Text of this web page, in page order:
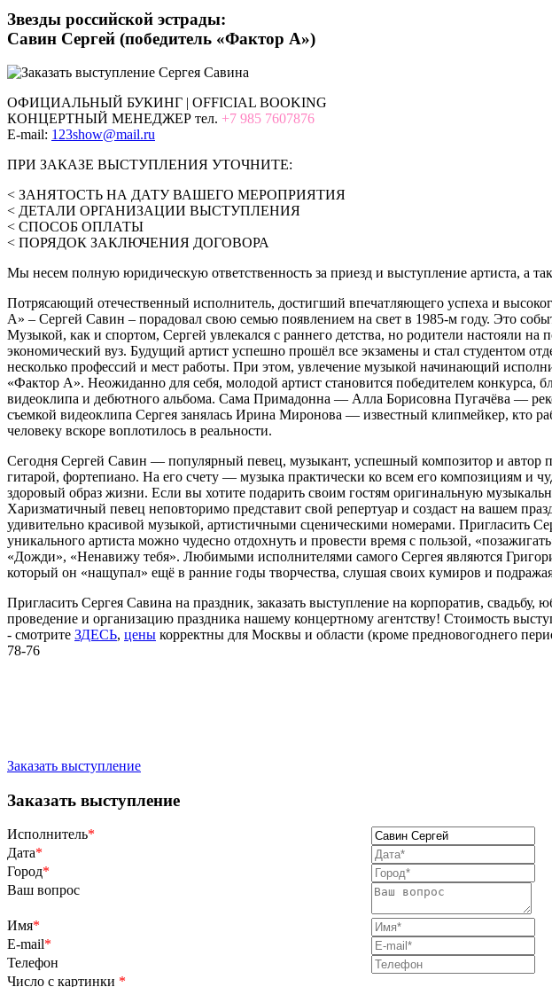
Звезды российской эстрады:
Савин Сергей (победитель «Фактор А»)
ОФИЦИАЛЬНЫЙ БУКИНГ | OFFICIAL BOOKING
КОНЦЕРТНЫЙ МЕНЕДЖЕР тел. +7 985 7607876
E-mail: 123show@mail.ru
ПРИ ЗАКАЗЕ ВЫСТУПЛЕНИЯ УТОЧНИТЕ:
< ЗАНЯТОСТЬ НА ДАТУ ВАШЕГО МЕРОПРИЯТИЯ
< ДЕТАЛИ ОРГАНИЗАЦИИ ВЫСТУПЛЕНИЯ
< СПОСОБ ОПЛАТЫ
< ПОРЯДОК ЗАКЛЮЧЕНИЯ ДОГОВОРА
Мы несем полную юридическую ответственность за приезд и выступление артиста, а
Потрясающий отечественный исполнитель, достигший впечатляющего успеха и
А» – Сергей Савин – порадовал свою семью появлением на свет в 1985-м году. Это
Музыкой, как и спортом, Сергей увлекался с раннего детства, но родители настояли
экономический вуз. Будущий артист успешно прошёл все экзамены и стал студентом
несколько профессий и мест работы. При этом, увлечение музыкой начинающий
«Фактор А». Неожиданно для себя, молодой артист становится победителем конкурса,
видеоклипа и дебютного альбома. Сама Примадонна — Алла Борисовна Пугачёва —
съемкой видеоклипа Сергея занялась Ирина Миронова — известный клипмейкер, кто
человеку вскоре воплотилось в реальности.
Сегодня Сергей Савин — популярный певец, музыкант, успешный композитор и автор
гитарой, фортепиано. На его счету — музыка практически ко всем его композициям и
здоровый образ жизни. Если вы хотите подарить своим гостям оригинальную
Харизматичный певец неповторимо представит свой репертуар и создаст на вашем
удивительно красивой музыкой, артистичными сценическими номерами. Пригласить
уникального артиста можно чудесно отдохнуть и провести время с пользой,
«Дожди», «Ненавижу тебя». Любимыми исполнителями самого Сергея являются
который он «нащупал» ещё в ранние годы творчества, слушая своих кумиров и
Пригласить Сергея Савина на праздник, заказать выступление на корпоратив,
проведение и организацию праздника нашему концертному агентству! Стоимость
- смотрите ЗДЕСЬ, цены корректны для Москвы и области (кроме предновогоднего
78-76
Заказать выступление
Заказать выступление
Исполнитель*
Дата*
Город*
Ваш вопрос
Имя*
E-mail*
Телефон
Число с картинки *